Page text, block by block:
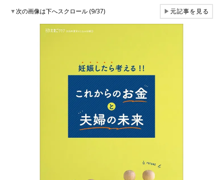
▼次の画像は下へスクロール (9/37) ▶元記事を見る